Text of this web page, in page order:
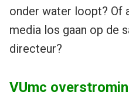
onder water loopt? Of
media los gaan op de
directeur?
VUmc